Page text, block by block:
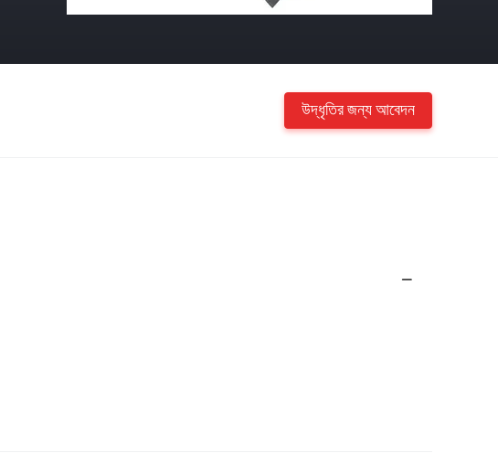
উদ্ধৃতির জন্য আবেদন